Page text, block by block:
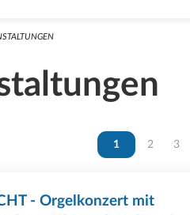
Vous êtes sur la
1 Vous
2 3
- Orgelkonzert mit